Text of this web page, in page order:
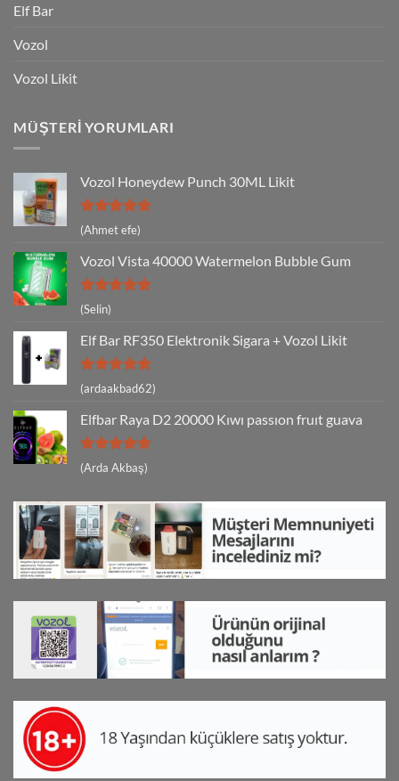
Elf Bar
Vozol
Vozol Likit
MÜŞTERI YORUMLARI
Vozol Honeydew Punch 30ML Likit
5 üzerinden
5
(Ahmet efe)
Vozol Vista 40000 Watermelon Bubble Gum
5 üzerinden
5
oy aldı
(Selin)
Elf Bar RF350 Elektronik Sigara + Vozol Likit
5 üzerinden
5
(ardaakbad62)
Elfbar Raya D2 20000 Kıwı passıon fruıt guava
5 üzerinden
5
(Arda Akbaş)